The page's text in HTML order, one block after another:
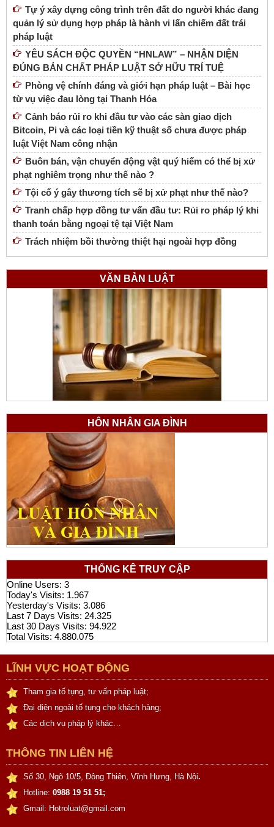
Tự ý xây dựng công trình trên đất do người khác đang
quản lý sử dụng hợp pháp là hành vi lấn chiếm đất trái
pháp luật
YÊU SÁCH ĐỘC QUYỀN “HNLAW” – NHẬN DIỆN
ĐÚNG BẢN CHẤT PHÁP LUẬT SỞ HỮU TRÍ TUỆ
Phòng vệ chính đáng và giới hạn pháp luật – Bài học
từ vụ việc đau lòng tại Thanh Hóa
Cảnh báo rủi ro khi đầu tư vào các sàn giao dịch
Bitcoin, Pi và các loại tiền kỹ thuật số chưa được pháp
luật Việt Nam công nhận
Buôn bán, vận chuyển động vật quý hiếm có thể bị xử
phạt nghiêm trọng như thế nào ?
Tội cố ý gây thương tích sẽ bị xử phạt như thế nào?
Tranh chấp hợp đồng tư vấn đầu tư: Rủi ro pháp lý khi
thanh toán bằng ngoại tệ tại Việt Nam
Trách nhiệm bồi thường thiệt hại ngoài hợp đồng
VĂN BẢN LUẬT
HÔN NHÂN GIA ĐÌNH
THỐNG KÊ TRUY CẬP
Online Users: 3
Today's Visits: 1.967
Yesterday's Visits: 3.086
Last 7 Days Visits: 24.325
Last 30 Days Visits: 94.922
Total Visits: 4.880.075
LĨNH VỰC HOẠT ĐỘNG
Tham gia tố tụng, tư vấn pháp luật;
Đại diện ngoài tố tụng cho khách hàng;
Các dịch vụ pháp lý khác…
THÔNG TIN LIÊN HỆ
Số 30, Ngõ 10/5, Đông Thiên, Vĩnh Hưng, Hà Nội.
Hotline: 0988 19 51 51;
Gmail: Hotroluat@gmail.com